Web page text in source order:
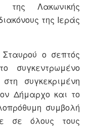
της Λακωνικής
της Ιεράς
Σταυρού ο σεπτός
συγκεντρωμένο
συγκεκριμένη
Δήμαρχο και το
συμβολή
σε όλους τους